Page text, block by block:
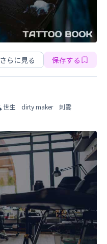
さらに見る 保存する
世生 dirty maker 刺雲